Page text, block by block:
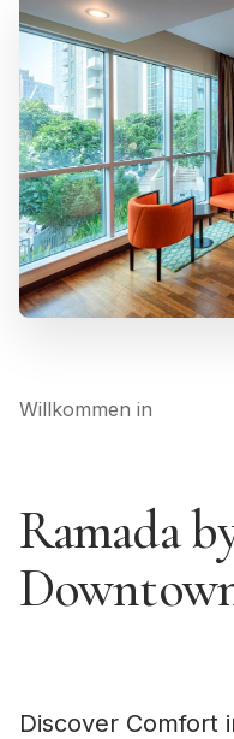
Willkommen in
Ramada
Discover Comfort